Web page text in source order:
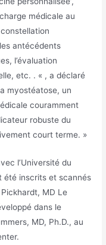
médicale au
antécédents
l’évaluation
etc. . « , a déclaré
myostéatose, un
couramment
robuste du
court terme. »
l’Université du
été inscrits et scannés
MD Le
dans le
MD, Ph.D., au